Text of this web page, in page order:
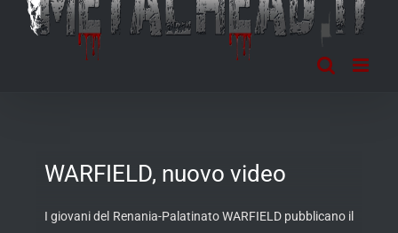
WARFIELD, nuovo video
I giovani del Renania-Palatinato WARFIELD pubblicano il